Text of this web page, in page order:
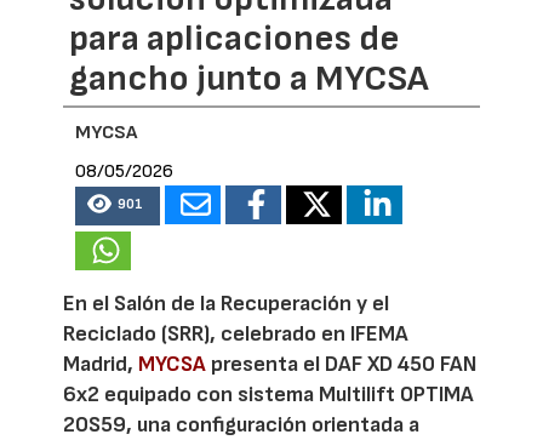
para aplicaciones de
gancho junto a MYCSA
MYCSA
08/05/2026
901
En el Salón de la Recuperación y el
Reciclado (SRR), celebrado en IFEMA
Madrid, MYCSA presenta el DAF XD 450 FAN
6x2 equipado con sistema Multilift OPTIMA
20S59, una configuración orientada a